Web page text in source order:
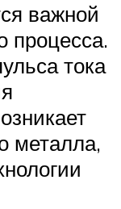
важной
процесса.
тока
металла,